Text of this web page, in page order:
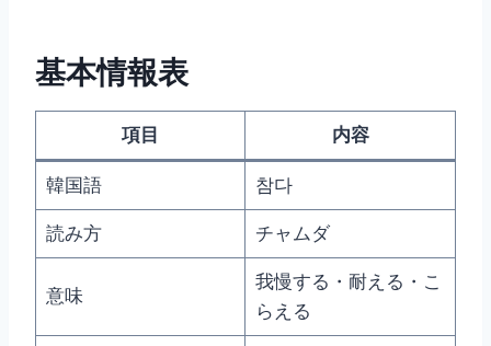
基本情報表
項目 内容
韓国語 참다
読み方 チャムダ
意味
我慢する・耐える・こ
らえる